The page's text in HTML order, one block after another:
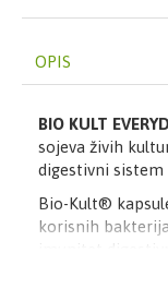
OPIS
BIO KULT
sojeva živih
digestivni sistem
Bio-Kult®
korisnih
imunitet